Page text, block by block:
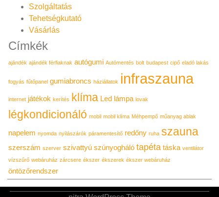
Szolgáltatás
Tehetségkutató
Vásárlás
Címkék
ajándék ajándék férfiaknak autógumi Autómentés bolt budapest cipő eladó lakás
fogyás fűtőpanel gumiabroncs háziállatok infraszauna
internet játékok kerítés klíma Led lámpa lovak
légkondicionáló mobil mobil klíma Méhpempő műanyag ablak
napelem nyomda nyílászárók páramentesítő redőny ruha szauna
szerszám szerver szivattyú szúnyogháló tapéta táska ventilátor
vízszűrő webáruház zárcsere ékszer ékszerek ékszer webáruház
öntözőrendszer